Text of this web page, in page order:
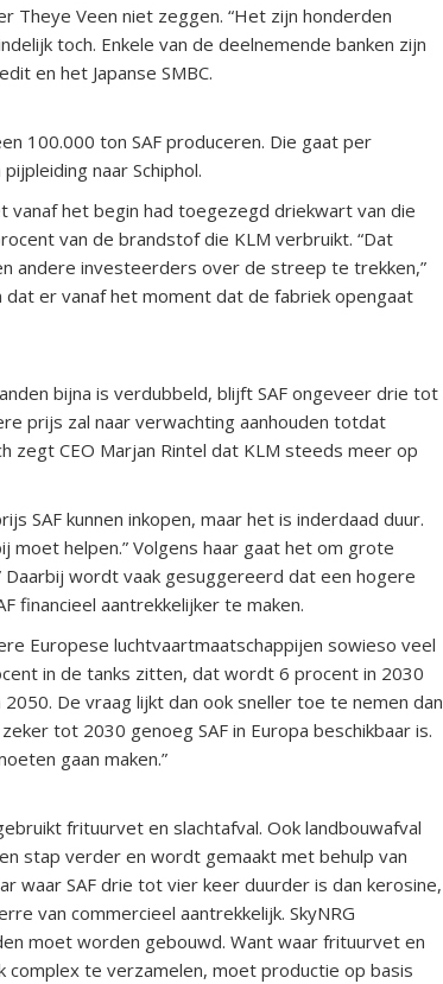
Theye Veen niet zeggen. “Het zijn honderden
toch. Enkele van de deelnemende banken zijn
en het Japanse SMBC.
100.000 ton SAF produceren. Die gaat per
naar Schiphol.
het begin had toegezegd driekwart van die
van de brandstof die KLM verbruikt. “Dat
andere investeerders over de streep te trekken,”
dat er vanaf het moment dat de fabriek opengaat
bijna is verdubbeld, blijft SAF ongeveer drie tot
prijs zal naar verwachting aanhouden totdat
zegt CEO Marjan Rintel dat KLM steeds meer op
SAF kunnen inkopen, maar het is inderdaad duur.
moet helpen.” Volgens haar gaat het om grote
Daarbij wordt vaak gesuggereerd dat een hogere
financieel aantrekkelijker te maken.
Europese luchtvaartmaatschappijen sowieso veel
in de tanks zitten, dat wordt 6 procent in 2030
De vraag lijkt dan ook sneller toe te nemen dan
tot 2030 genoeg SAF in Europa beschikbaar is.
gaan maken.”
frituurvet en slachtafval. Ook landbouwafval
stap verder en wordt gemaakt met behulp van
waar SAF drie tot vier keer duurder is dan kerosine,
van commercieel aantrekkelijk. SkyNRG
moet worden gebouwd. Want waar frituurvet en
complex te verzamelen, moet productie op basis